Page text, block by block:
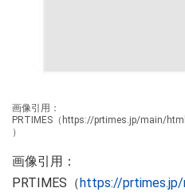
画像引用：
PRTIMES（https://prtimes.jp/main/
）
画像引用：
PRTIMES（ https://